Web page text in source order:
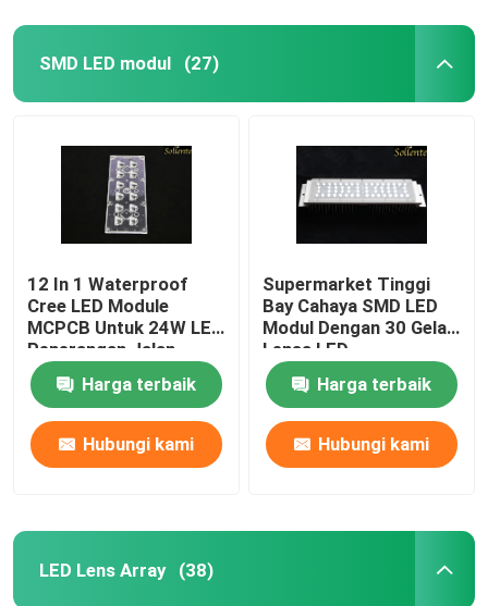
SMD LED modul (27)
12 In 1 Waterproof
Cree LED Module
MCPCB Untuk 24W LED
Penerangan Jalan
Harga terbaik
Hubungi kami
Supermarket Tinggi
Bay Cahaya SMD LED
Modul Dengan 30 Gelar
Lensa LED
Harga terbaik
Hubungi kami
LED Lens Array (38)